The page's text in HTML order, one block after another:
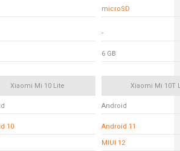
microSD
-
6 GB
Xiaomi Mi 10 Lite Xiaomi Mi 10T
Android
10 Android 11
MIUI 12